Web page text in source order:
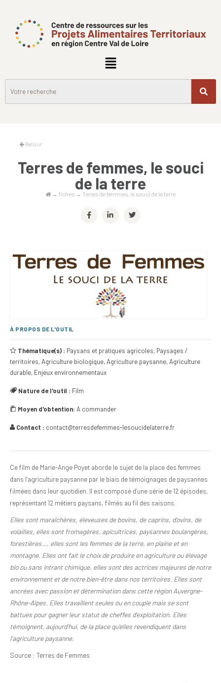
Retour
Terres de femmes, le souci
de la terre
→ fiches → Terres de femmes, le souci de la terre
À PROPOS DE L'OUTIL
Thématique(s) : Paysans et pratiques agricoles, Paysages /
territoires, Agriculture biologique, Agriculture paysanne, Agriculture
durable, Enjeux environnementaux
Nature de l'outil : Film
Moyen d'obtention: A commander
Contact : contact@terresdefemmes-lesoucidelaterre.fr
Ce film de Marie-Ange Poyet aborde le sujet de la place des femmes
dans l’agriculture paysanne par le biais de témoignages de paysannes
filmées dans leur quotidien. Il est composé d’une série de 12 épisodes,
représentant 12 métiers paysans, filmés au fil des saisons.
Elles sont maraîchères, éleveuses de bovins, de caprins, d’ovins, de
volailles, elles sont fromagères, apicultrices, paysannes boulangères,
forestières…, elles sont les femmes de la terre, en plaine et en
montagne. Elles ont fait le choix de produire en agriculture ou élevage
bio ou sans intrant chimique, elles sont des actrices majeures de notre
environnement et de notre bien-être dans nos territoires. Elles sont
ancrées avec passion et détermination dans cette région Auvergne-
Rhône-Alpes. Elles travaillent seules ou en couple mais se sont
battues pour gagner leur statut de cheffes d’exploitation. Elles
témoignent, aujourd’hui, de la place qu’elles revendiquent dans
l’agriculture paysanne.
Source : Terres de Femmes